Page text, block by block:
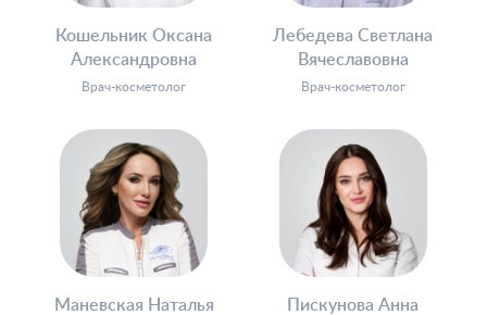
Кошельник Оксана
Александровна
Врач-косметолог
Лебедева Светлана
Вячеславовна
Врач-косметолог
Маневская Наталья
Пискунова Анна